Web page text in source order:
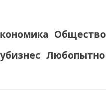
Общество
Любопытно